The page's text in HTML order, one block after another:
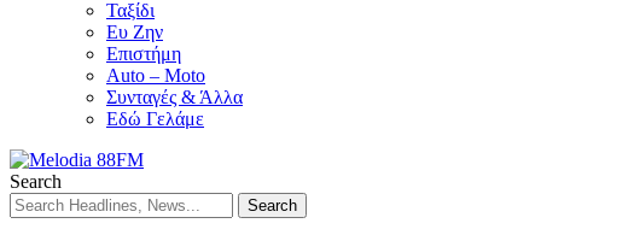
Ταξίδι
Ευ Ζην
Επιστήμη
Auto – Moto
Συνταγές & Άλλα
Εδώ Γελάμε
Search